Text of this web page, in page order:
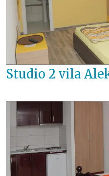
Studio 2 vila